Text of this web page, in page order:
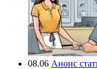
08.06 Анонс